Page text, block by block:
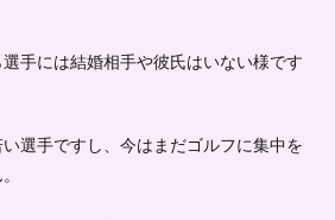
手には結婚相手や彼氏はいない様です
選手ですし、今はまだゴルフに集中を